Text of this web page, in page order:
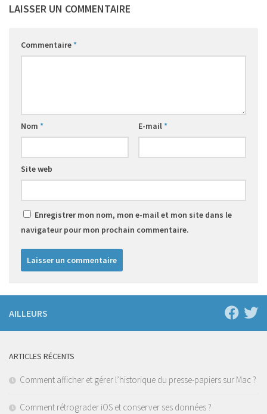
LAISSER UN COMMENTAIRE
Commentaire*
Nom * E-mail*
Site web
Enregistrer mon nom, mon e-mail et mon site dans le
navigateur pour mon prochain commentaire.
AILLEURS
ARTICLES RÉCENTS
Comment afficher et gérer l’historique du presse-papiers sur Mac ?
Comment rétrograder iOS et conserver ses données ?